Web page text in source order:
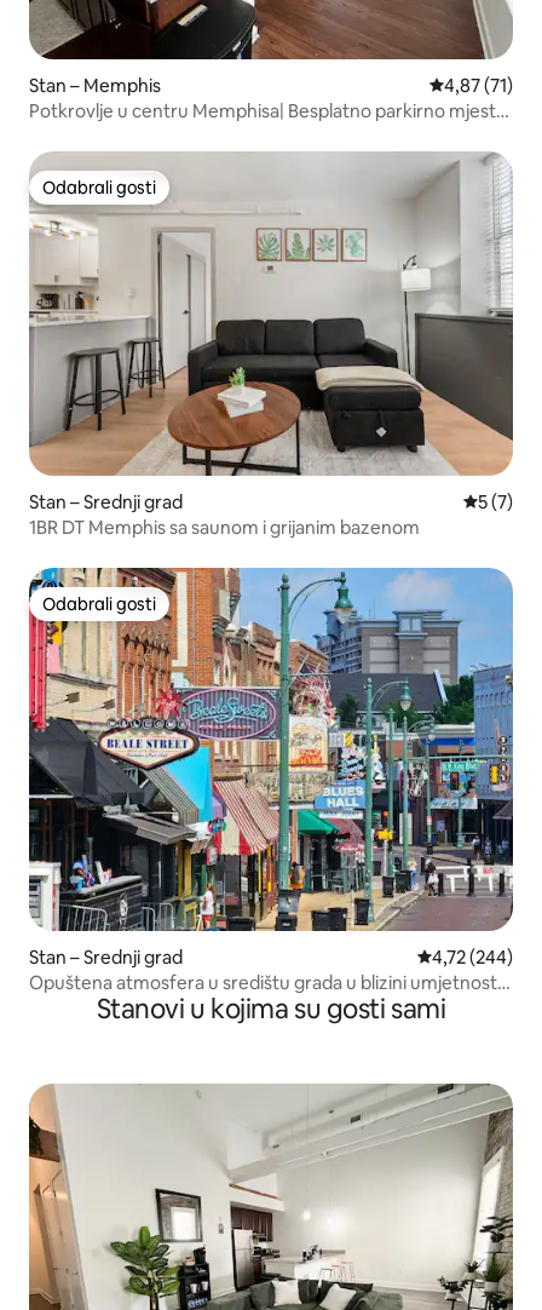
Stan – Memphis Prosječna
4,87 (71)
Potkrovlje u centru Memphisa| Besplatno parkirno mjesto
Odabrali gosti
Odabrali gosti
Stan – Srednji grad
5 (7)
1BR DT Memphis sa saunom i grijanim bazenom
Odabrali gosti
Odabrali gosti
Stan – Srednji grad Prosječna
4,72 (244)
Opuštena atmosfera u središtu grada u blizini umjetnosti,
hrane i žive glazbe
Stanovi u kojima su gosti sami